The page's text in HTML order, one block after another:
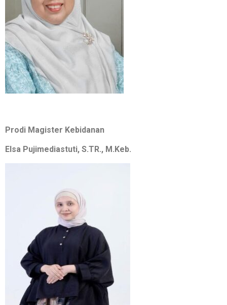
Prodi Magister Kebidanan
Elsa Pujimediastuti, S.TR., M.Keb.